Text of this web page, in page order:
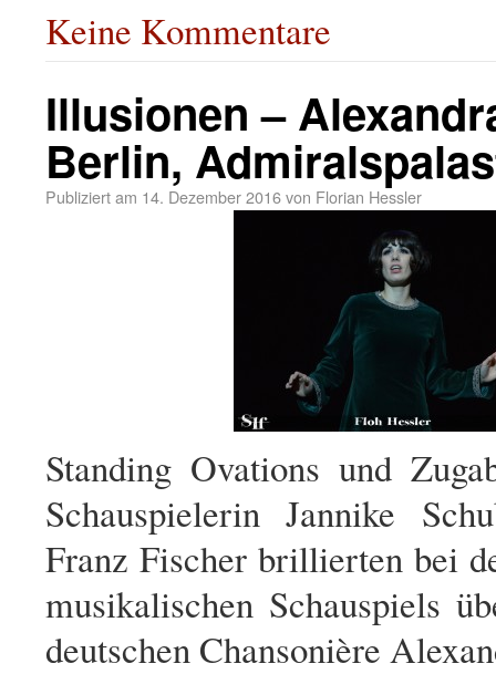
Keine Kommentare
Illusionen –
Berlin,
Publiziert am 14. Dezember 2016von Florian Hessler
Standing Ovations und
Schauspielerin Jannike
Franz Fischer brillierten bei
musikalischen Schauspiels
deutschen Chansonière